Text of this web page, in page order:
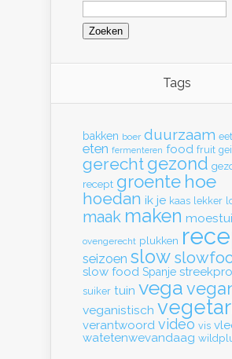
naar:
Tags
bakken boer duurzaam
eten fermenteren food fruit
gerecht gezond
recept groente hoe
hoedan ik je kaas lekker
maak maken
ovengerecht plukken
seizoen slow
slow food Spanje
suiker tuin vega
veganistisch
verantwoord video vis
watetenwevandaag